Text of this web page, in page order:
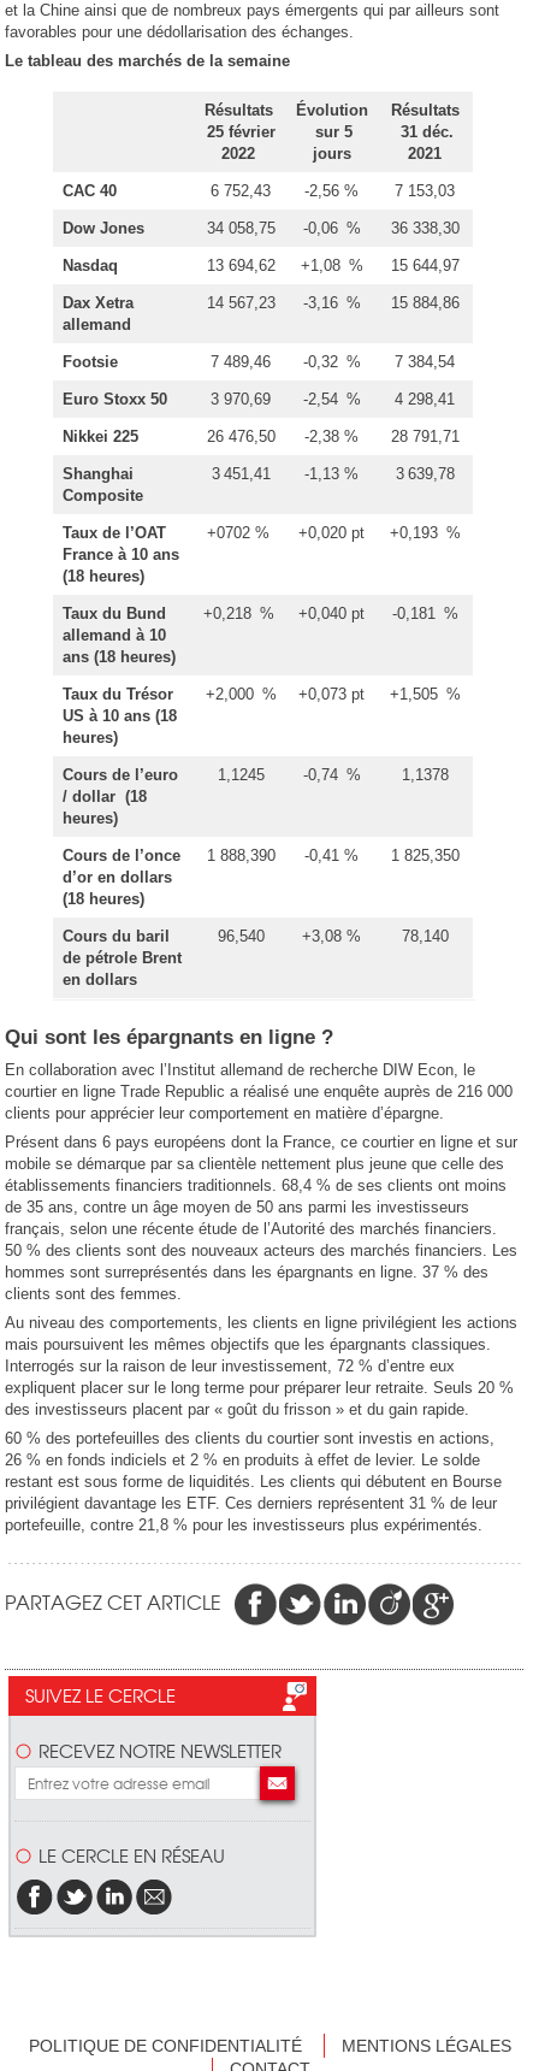
et la Chine ainsi que de nombreux pays émergents qui par ailleurs sont
favorables pour une dédollarisation des échanges.
Le tableau des marchés de la semaine
Résultats
25 février
2022
Évolution
sur 5
jours
Résultats
31 déc.
2021
CAC 40 6 752,43 -2,56 % 7 153,03
Dow Jones 34 058,75 -0,06 % 36 338,30
Nasdaq 13 694,62 +1,08 % 15 644,97
Dax Xetra
allemand
14 567,23 -3,16 % 15 884,86
Footsie 7 489,46 -0,32 % 7 384,54
Euro Stoxx 50 3 970,69 -2,54 % 4 298,41
Nikkei 225 26 476,50 -2,38 % 28 791,71
Shanghai
Composite
3 451,41 -1,13 % 3 639,78
Taux de l’OAT
France à 10 ans
(18 heures)
+0702 % +0,020 pt +0,193 %
Taux du Bund
allemand à 10
ans (18 heures)
+0,218 % +0,040 pt -0,181 %
Taux du Trésor
US à 10 ans (18
heures)
+2,000 % +0,073 pt +1,505 %
Cours de l’euro
/ dollar (18
heures)
1,1245 -0,74 % 1,1378
Cours de l’once
d’or en dollars
(18 heures)
1 888,390 -0,41 % 1 825,350
Cours du baril
de pétrole Brent
en dollars
96,540 +3,08 % 78,140
Qui sont les épargnants en ligne ?
En collaboration avec l’Institut allemand de recherche DIW Econ, le
courtier en ligne Trade Republic a réalisé une enquête auprès de 216 000
clients pour apprécier leur comportement en matière d’épargne.
Présent dans 6 pays européens dont la France, ce courtier en ligne et sur
mobile se démarque par sa clientèle nettement plus jeune que celle des
établissements financiers traditionnels. 68,4 % de ses clients ont moins
de 35 ans, contre un âge moyen de 50 ans parmi les investisseurs
français, selon une récente étude de l’Autorité des marchés financiers.
50 % des clients sont des nouveaux acteurs des marchés financiers. Les
hommes sont surreprésentés dans les épargnants en ligne. 37 % des
clients sont des femmes.
Au niveau des comportements, les clients en ligne privilégient les actions
mais poursuivent les mêmes objectifs que les épargnants classiques.
Interrogés sur la raison de leur investissement, 72 % d’entre eux
expliquent placer sur le long terme pour préparer leur retraite. Seuls 20 %
des investisseurs placent par « goût du frisson » et du gain rapide.
60 % des portefeuilles des clients du courtier sont investis en actions,
26 % en fonds indiciels et 2 % en produits à effet de levier. Le solde
restant est sous forme de liquidités. Les clients qui débutent en Bourse
privilégient davantage les ETF. Ces derniers représentent 31 % de leur
portefeuille, contre 21,8 % pour les investisseurs plus expérimentés.
PARTAGEZ CET ARTICLE
SUIVEZ LE CERCLE
RECEVEZ NOTRE NEWSLETTER
LE CERCLE EN RÉSEAU
POLITIQUE DE CONFIDENTIALITÉ
MENTIONS LÉGALES